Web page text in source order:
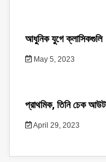
আধুনিক যুগে ক্লাসিকগুলি
May 5, 2023
প্রাথমিক, তিনি চেক আউট
April 29, 2023